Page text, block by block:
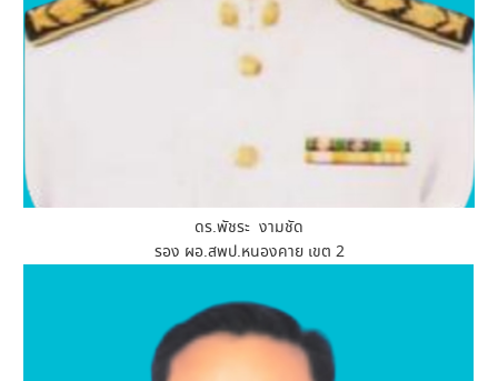
ดร.พัชระ งามชัด
รอง ผอ.สพป.หนองคาย เขต 2